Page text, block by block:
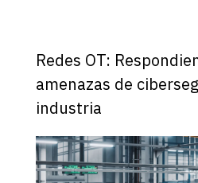
Redes OT:
amenazas de
industria